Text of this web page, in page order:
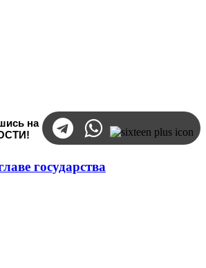
на
государства